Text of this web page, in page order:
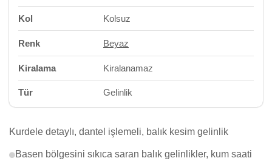
Kol Kolsuz
Renk Beyaz
Kiralama Kiralanamaz
Tür Gelinlik
Kurdele detaylı, dantel işlemeli, balık kesim gelinlik
Basen bölgesini sıkıca saran balık gelinlikler, kum saati